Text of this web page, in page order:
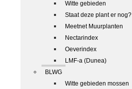
Witte gebieden
Staat deze plant er nog?
Meetnet Muurplanten
Nectarindex
Oeverindex
LMF-a (Dunea)
BLWG
Witte gebieden mossen